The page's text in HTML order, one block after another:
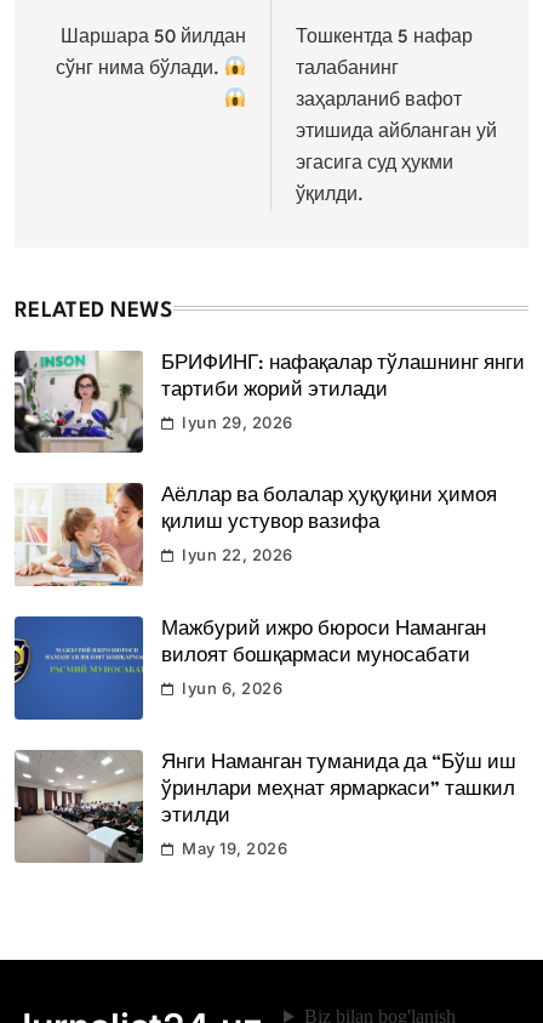
menyusi
Шаршара 50 йилдан
сўнг нима бўлади.
Тошкентда 5 нафар
талабанинг
заҳарланиб вафот
этишида айбланган уй
эгасига суд ҳукми
ўқилди.
RELATED NEWS
БРИФИНГ: нафақалар тўлашнинг янги
тартиби жорий этилади
Iyun 29, 2026
Аёллар ва болалар ҳуқуқини ҳимоя
қилиш устувор вазифа
Iyun 22, 2026
Мажбурий ижро бюроси Наманган
вилоят бошқармаси муносабати
Iyun 6, 2026
Янги Наманган туманида да “Бўш иш
ўринлари меҳнат ярмаркаси” ташкил
этилди
May 19, 2026
Biz bilan bog'lanish